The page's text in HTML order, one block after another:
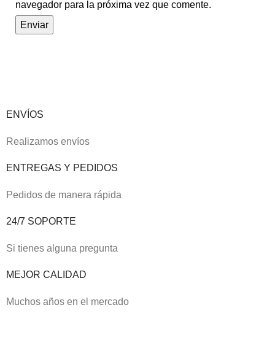
navegador para la próxima vez que comente.
ENVÍOS
Realizamos envíos
ENTREGAS Y PEDIDOS
Pedidos de manera rápida
24/7 SOPORTE
Si tienes alguna pregunta
MEJOR CALIDAD
Muchos años en el mercado